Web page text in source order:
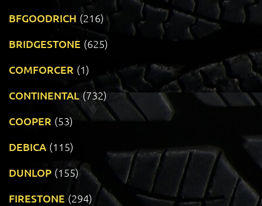
BFGOODRICH (216)
BRIDGESTONE (625)
COMFORCER (1)
CONTINENTAL (732)
COOPER (53)
DEBICA (115)
DUNLOP (155)
FIRESTONE (294)